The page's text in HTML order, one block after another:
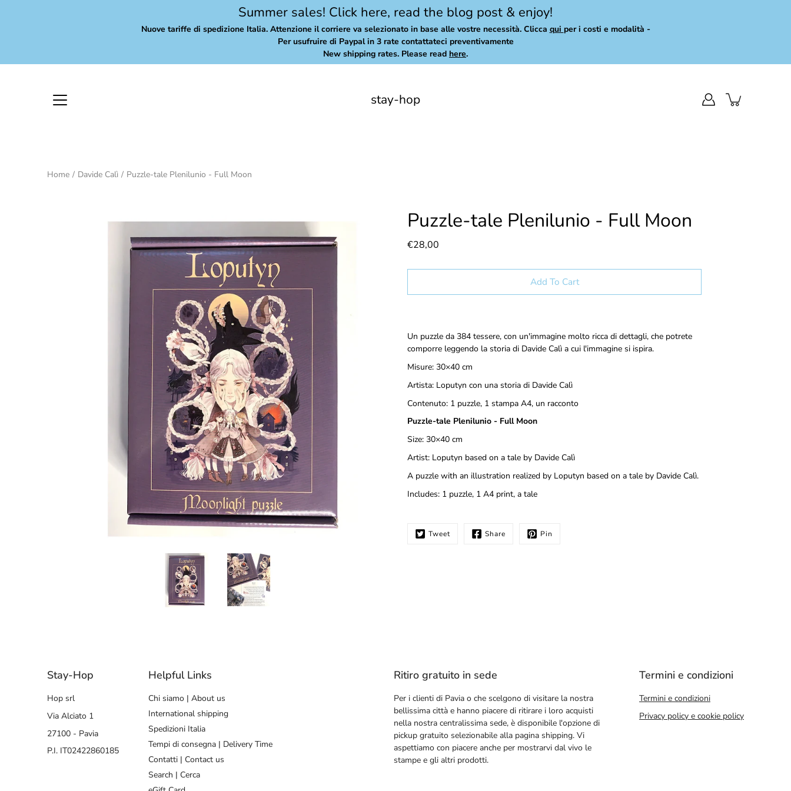
Summer sales! Click here, read the blog post & enjoy!
Nuove tariffe di spedizione Italia. Attenzione il corriere va selezionato in base alle vostre necessità. Clicca qui per i costi e modalità -
Per usufruire di Paypal in 3 rate contattateci preventivamente
New shipping rates. Please read here.
stay-hop
Home / Davide Calì / Puzzle-tale Plenilunio - Full Moon
Puzzle-tale Plenilunio - Full Moon
€28,00
Select
Add To Cart
me
when
this
is
Un puzzle da 384 tessere, con un'immagine molto ricca di dettagli, che potrete
comporre leggendo la storia di Davide Calì a cui l'immagine si ispira.
Misure: 30×40 cm
Artista: Loputyn con una storia di Davide Calì
Contenuto: 1 puzzle, 1 stampa A4, un racconto
Puzzle-tale Plenilunio - Full Moon
Size: 30×40 cm
Artist: Loputyn based on a tale by Davide Calì
A puzzle with an illustration realized by Loputyn based on a tale by Davide Calì.
Includes: 1 puzzle, 1 A4 print, a tale
Tweet Share Pin
Stay-Hop
Hop srl
Via Alciato 1
27100 - Pavia
P.I. IT02422860185
Helpful Links
Chi siamo | About us
International shipping
Spedizioni Italia
Tempi di consegna | Delivery Time
Contatti | Contact us
Search | Cerca
Ritiro gratuito in sede
Per i clienti di Pavia o che scelgono di visitare la nostra
bellissima città e hanno piacere di ritirare i loro acquisti
nella nostra centralissima sede, è disponibile l'opzione di
pickup gratuito selezionabile alla pagina shipping. Vi
aspettiamo con piacere anche per mostrarvi dal vivo le
stampe e gli altri prodotti.
Termini e condizioni
Termini e condizioni
Privacy policy e cookie policy